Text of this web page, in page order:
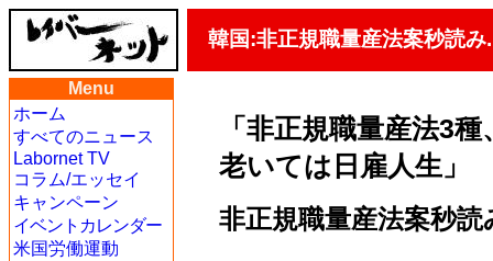
韓国:非正規職量産法案秒読
Menu
ホーム
すべてのニュース
Labornet TV
コラム/エッセイ
キャンペーン
イベントカレンダー
米国労働運動
「非正規職量産法3
老いては日雇人生」
非正規職量産法案秒